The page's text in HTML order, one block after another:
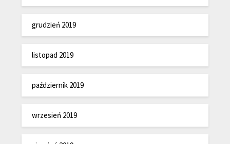
grudzień 2019
listopad 2019
październik 2019
wrzesień 2019